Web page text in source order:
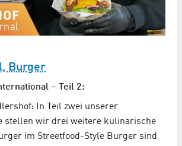
Burger
– Teil 2:
In Teil zwei unserer
stellen wir drei weitere kulinarische
im Streetfood-Style Burger sind